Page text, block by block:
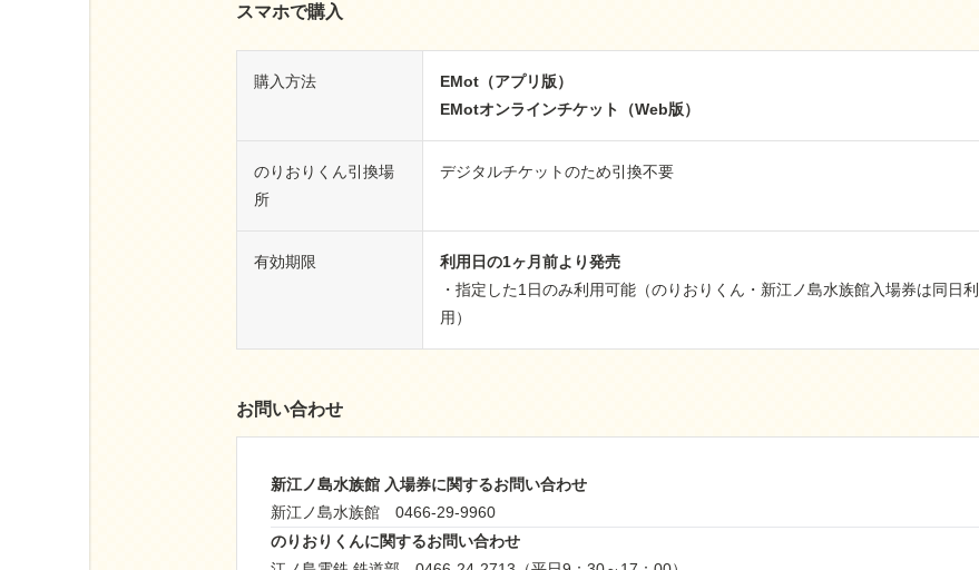
スマホで購入
購入方法
EMot（アプリ版）
EMotオンラインチケット（Web版）
のりおりくん引換場
所
デジタルチケットのため引換不要
有効期限
利用日の1ヶ月前より発売
・指定した1日のみ利用可能（のりおりくん・新江ノ島水族館入場券は同日利
用）
お問い合わせ
新江ノ島水族館 入場券に関するお問い合わせ
新江ノ島水族館 0466-29-9960
のりおりくんに関するお問い合わせ